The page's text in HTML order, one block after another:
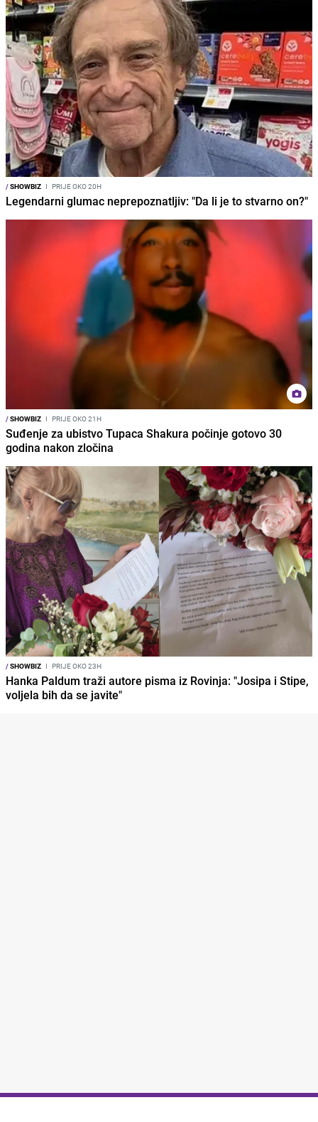
/SHOWBIZ I PRIJE OKO 20H
Legendarni glumac neprepoznatljiv: "Da li je to stvarno on?"
/SHOWBIZ I PRIJE OKO 21H
Suđenje za ubistvo Tupaca Shakura počinje gotovo 30
godina nakon zločina
/SHOWBIZ I PRIJE OKO 23H
Hanka Paldum traži autore pisma iz Rovinja: "Josipa i Stipe,
voljela bih da se javite"